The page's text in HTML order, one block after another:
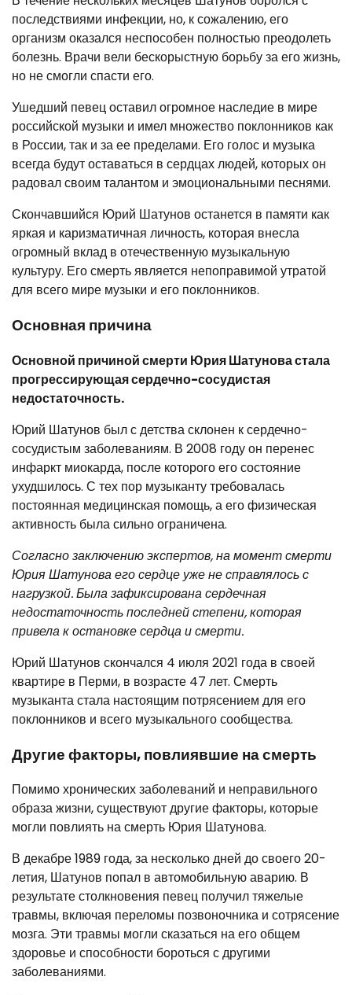
последствиями инфекции, но, к сожалению, его
организм оказался неспособен полностью преодолеть
болезнь. Врачи вели бескорыстную борьбу за его жизнь,
но не смогли спасти его.
Ушедший певец оставил огромное наследие в мире
российской музыки и имел множество поклонников как
в России, так и за ее пределами. Его голос и музыка
всегда будут оставаться в сердцах людей, которых он
радовал своим талантом и эмоциональными песнями.
Скончавшийся Юрий Шатунов останется в памяти как
яркая и каризматичная личность, которая внесла
огромный вклад в отечественную музыкальную
культуру. Его смерть является непоправимой утратой
для всего мире музыки и его поклонников.
Основная причина
Основной причиной смерти Юрия Шатунова стала
прогрессирующая сердечно-сосудистая
недостаточность.
Юрий Шатунов был с детства склонен к сердечно-
сосудистым заболеваниям. В 2008 году он перенес
инфаркт миокарда, после которого его состояние
ухудшилось. С тех пор музыканту требовалась
постоянная медицинская помощь, а его физическая
активность была сильно ограничена.
Согласно заключению экспертов, на момент смерти
Юрия Шатунова его сердце уже не справлялось с
нагрузкой. Была зафиксирована сердечная
недостаточность последней степени, которая
привела к остановке сердца и смерти.
Юрий Шатунов скончался 4 июля 2021 года в своей
квартире в Перми, в возрасте 47 лет. Смерть
музыканта стала настоящим потрясением для его
поклонников и всего музыкального сообщества.
Другие факторы, повлиявшие на смерть
Помимо хронических заболеваний и неправильного
образа жизни, существуют другие факторы, которые
могли повлиять на смерть Юрия Шатунова.
В декабре 1989 года, за несколько дней до своего 20-
летия, Шатунов попал в автомобильную аварию. В
результате столкновения певец получил тяжелые
травмы, включая переломы позвоночника и сотрясение
мозга. Эти травмы могли сказаться на его общем
здоровье и способности бороться с другими
заболеваниями.